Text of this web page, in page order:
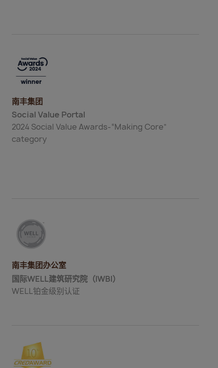
南丰集团
Social Value Portal
2024 Social Value Awards-“Making Core”
category
南丰集团办公室
国际WELL建筑研究院（IWBI）
WELL铂金级别认证